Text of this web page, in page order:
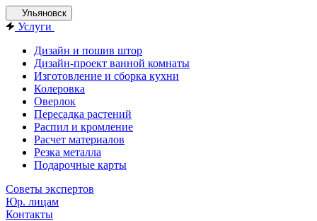
Ульяновск
Услуги
Дизайн и пошив штор
Дизайн-проект ванной комнаты
Изготовление и сборка кухни
Колеровка
Оверлок
Пересадка растений
Распил и кромление
Расчет материалов
Резка металла
Подарочные карты
Советы экспертов
Юр. лицам
Контакты